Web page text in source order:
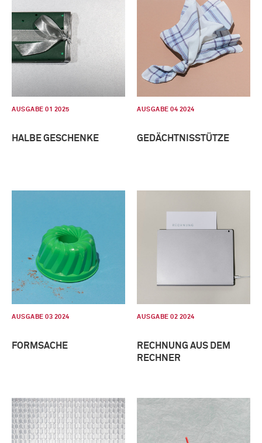
AUSGABE 01 2025
HALBE GESCHENKE
AUSGABE 04 2024
GEDÄCHTNISSTÜTZE
AUSGABE 03 2024
FORMSACHE
AUSGABE 02 2024
RECHNUNG AUS DEM
RECHNER